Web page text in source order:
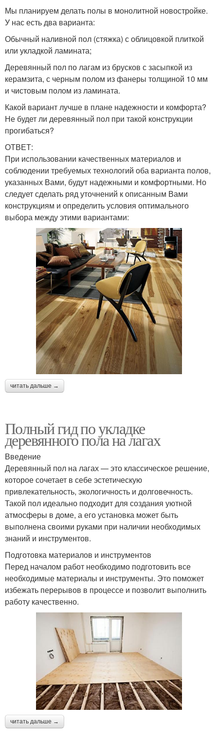
Мы планируем делать полы в монолитной новостройке.
У нас есть два варианта:
Обычный наливной пол (стяжка) с облицовкой плиткой
или укладкой ламината;
Деревянный пол по лагам из брусков с засыпкой из
керамзита, с черным полом из фанеры толщиной 10 мм
и чистовым полом из ламината.
Какой вариант лучше в плане надежности и комфорта?
Не будет ли деревянный пол при такой конструкции
прогибаться?
ОТВЕТ:
При использовании качественных материалов и
соблюдении требуемых технологий оба варианта полов,
указанных Вами, будут надежными и комфортными. Но
следует сделать ряд уточнений к описанным Вами
конструкциям и определить условия оптимального
выбора между этими вариантами:
читать дальше →
Полный гид по укладке
деревянного пола на лагах
Введение
Деревянный пол на лагах — это классическое решение,
которое сочетает в себе эстетическую
привлекательность, экологичность и долговечность.
Такой пол идеально подходит для создания уютной
атмосферы в доме, а его установка может быть
выполнена своими руками при наличии необходимых
знаний и инструментов.
Подготовка материалов и инструментов
Перед началом работ необходимо подготовить все
необходимые материалы и инструменты. Это поможет
избежать перерывов в процессе и позволит выполнить
работу качественно.
читать дальше →